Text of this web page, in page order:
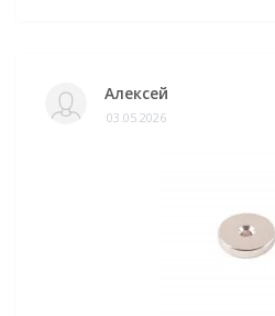
Алексей
03.05.2026